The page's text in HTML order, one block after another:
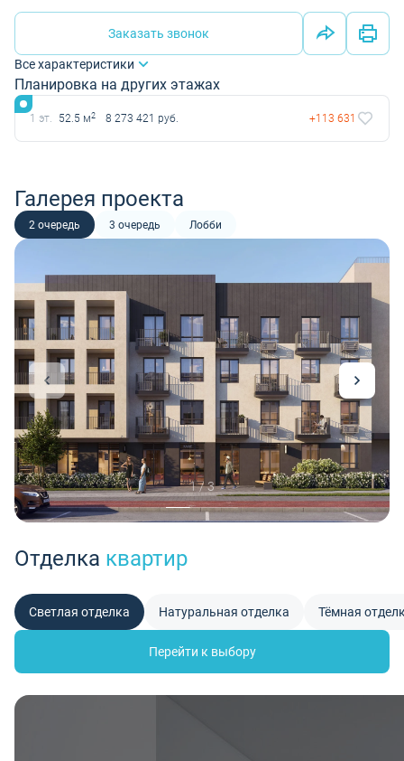
Заказать звонок
Все характеристики
Планировка на других этажах
1 эт. 52.5 м2 8 273 421 руб. +113 631
Галерея проекта
2 очередь 3 очередь Лобби
1 / 3
Отделка квартир
Светлая отделка Натуральная отделка Тёмная
Перейти к выбору